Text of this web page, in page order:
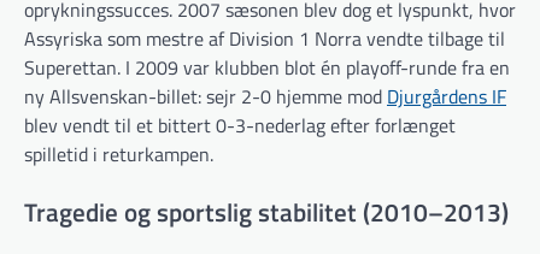
oprykningssucces. 2007 sæsonen blev dog et lyspunkt, hvor
Assyriska som mestre af Division 1 Norra vendte tilbage til
Superettan. I 2009 var klubben blot én playoff-runde fra en
ny Allsvenskan-billet: sejr 2-0 hjemme mod Djurgårdens IF
blev vendt til et bittert 0-3-nederlag efter forlænget
spilletid i returkampen.
Tragedie og sportslig stabilitet (2010–2013)